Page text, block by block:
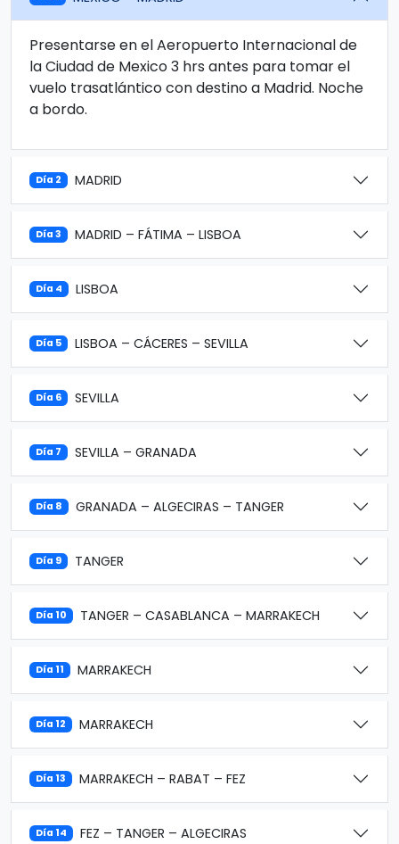
Presentarse en el Aeropuerto Internacional de
la Ciudad de Mexico 3 hrs antes para tomar el
vuelo trasatlántico con destino a Madrid. Noche
a bordo.
Día 2 MADRID
Día 3 MADRID – FÁTIMA – LISBOA
Día 4 LISBOA
Día 5 LISBOA – CÁCERES – SEVILLA
Día 6 SEVILLA
Día 7 SEVILLA – GRANADA
Día 8 GRANADA – ALGECIRAS – TANGER
Día 9 TANGER
Día 10 TANGER – CASABLANCA – MARRAKECH
Día 11 MARRAKECH
Día 12 MARRAKECH
Día 13 MARRAKECH – RABAT – FEZ
Día 14 FEZ – TANGER – ALGECIRAS